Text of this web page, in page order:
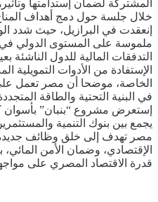
المشتركة لضمان إستدامتها
خلال جلسة حول دمج أهداف
إنعقدت في البرازيل، حيث شدد
ملموسة على المستوى الدولي في
التدفقات المالية للدول الناشئة
الإستفادة من الأدوات التمويلية
الخاصة، موضحا أن مصر تعمل
في البنية التحتية والطاقة
إستعرض مشروع “بنبان” بأسوان
يجمع بين بنوك التنمية
مصر تهدف إلى خلق وظائف
الإقتصادي، وضمان الأمن المائي،
قدرة الاقتصاد المصري على